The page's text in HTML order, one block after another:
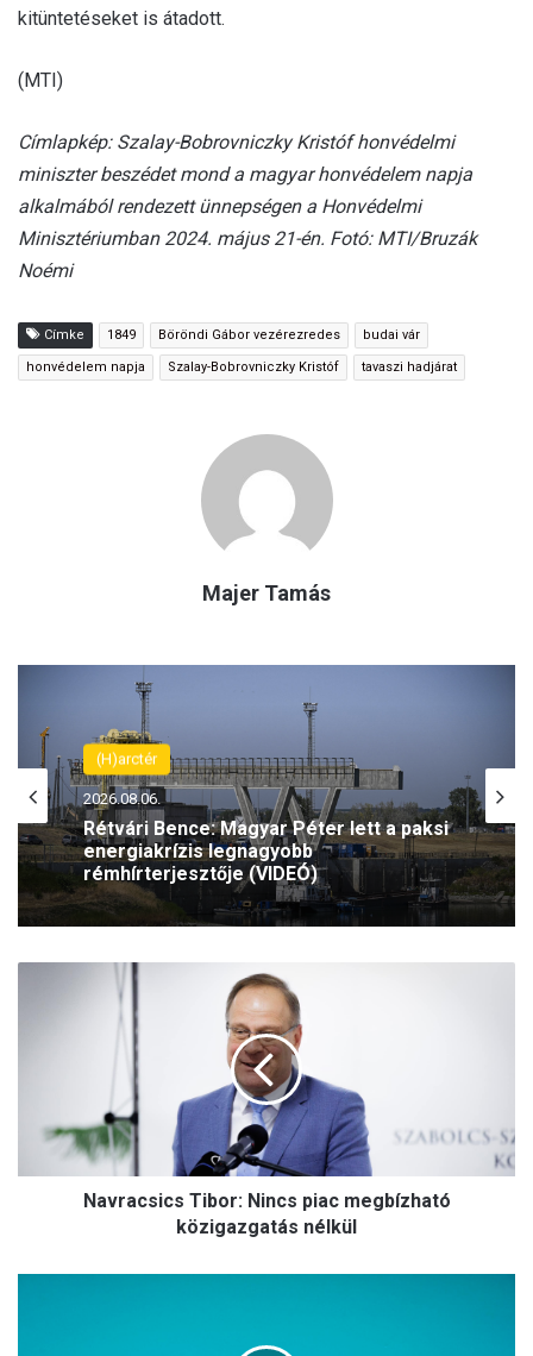
kitüntetéseket is átadott.
(MTI)
Címlapkép: Szalay-Bobrovniczky Kristóf honvédelmi
miniszter beszédet mond a magyar honvédelem napja
alkalmából rendezett ünnepségen a Honvédelmi
Minisztériumban 2024. május 21-én. Fotó: MTI/Bruzák
Noémi
Címke 1849 Böröndi Gábor vezérezredes budai vár
honvédelem napja Szalay-Bobrovniczky Kristóf tavaszi hadjárat
Majer Tamás
(H)arctér
2026.08.06.
Rétvári Bence: Magyar Péter lett a paksi
energiakrízis legnagyobb
rémhírterjesztője (VIDEÓ)
c
b
Navracsics Tibor: Nincs piac megbízható
közigazgatás nélkül